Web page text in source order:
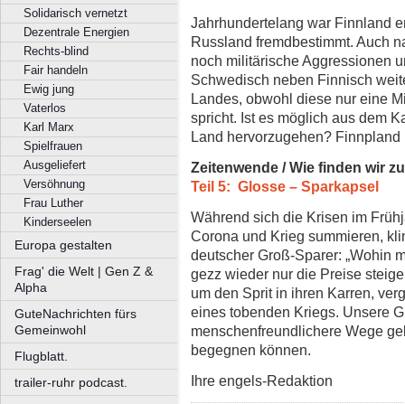
Solidarisch vernetzt
Dezentrale Energien
Rechts-blind
Fair handeln
Ewig jung
Vaterlos
Karl Marx
Spielfrauen
Ausgeliefert
Versöhnung
Frau Luther
Kinderseelen
Europa gestalten
Frag' die Welt | Gen Z &
Alpha
GuteNachrichten fürs
Gemeinwohl
Flugblatt.
trailer-ruhr podcast.
Jahrhundertelang war Finnland
Russland fremdbestimmt. Auch
noch militärische Aggressionen
Schwedisch neben Finnisch
Landes, obwohl diese nur eine
spricht. Ist es möglich aus dem
Land hervorzugehen? Finnpland
Zeitenwende / Wie finden wir
Teil 5: Glosse – Sparkapsel
Während sich die Krisen im
Corona und Krieg summieren,
deutscher Groß-Sparer: „Wohin
gezz wieder nur die Preise
um den Sprit in ihren Karren,
eines tobenden Kriegs. Unsere
menschenfreundlichere Wege
begegnen können.
Ihre engels-Redaktion